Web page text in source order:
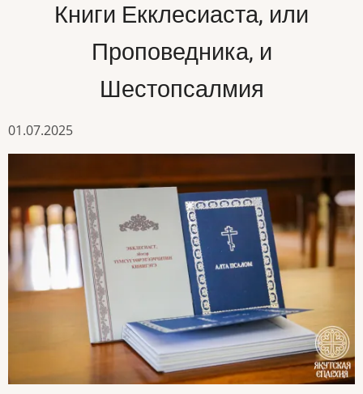
Книги Екклесиаста, или
Проповедника, и
Шестопсалмия
01.07.2025